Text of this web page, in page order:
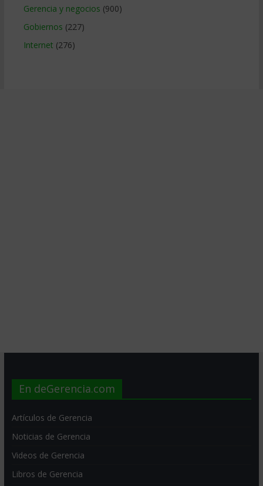
Gerencia y negocios (900)
Gobiernos (227)
Internet (276)
En deGerencia.com
Artículos de Gerencia
Noticias de Gerencia
Videos de Gerencia
Libros de Gerencia